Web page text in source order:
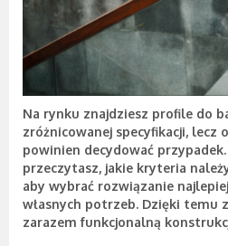
Na rynku znajdziesz profile do
zróżnicowanej specyfikacji, lecz
powinien decydować
przeczytasz, jakie kryteria
aby wybrać rozwiązanie
własnych potrzeb. Dzięki temu
zarazem funkcjonalną